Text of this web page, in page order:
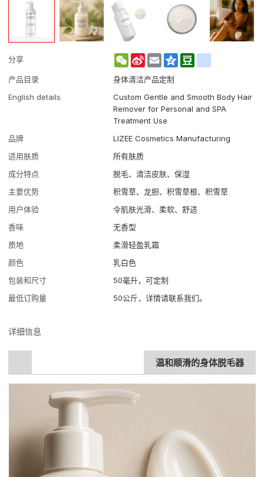
分享 WeChat
Sina
Weibo
Email Qzone
产品目录
身体清洁产品定制
English details
Custom Gentle and Smooth Body Hair
Remover for Personal and SPA
Treatment Use
品牌
LIZEE Cosmetics Manufacturing
适用肤质
所有肤质
成分特点
脱毛、清洁皮肤、保湿
主要优势
积雪草、龙胆、积雪草根、积雪草
用户体验
令肌肤光滑、柔软、舒适
香味
无香型
质地
柔滑轻盈乳霜
颜色
乳白色
包装和尺寸
50毫升，可定制
最低订购量
50公斤，详情请联系我们。
详细信息
温和顺滑的身体脱毛器